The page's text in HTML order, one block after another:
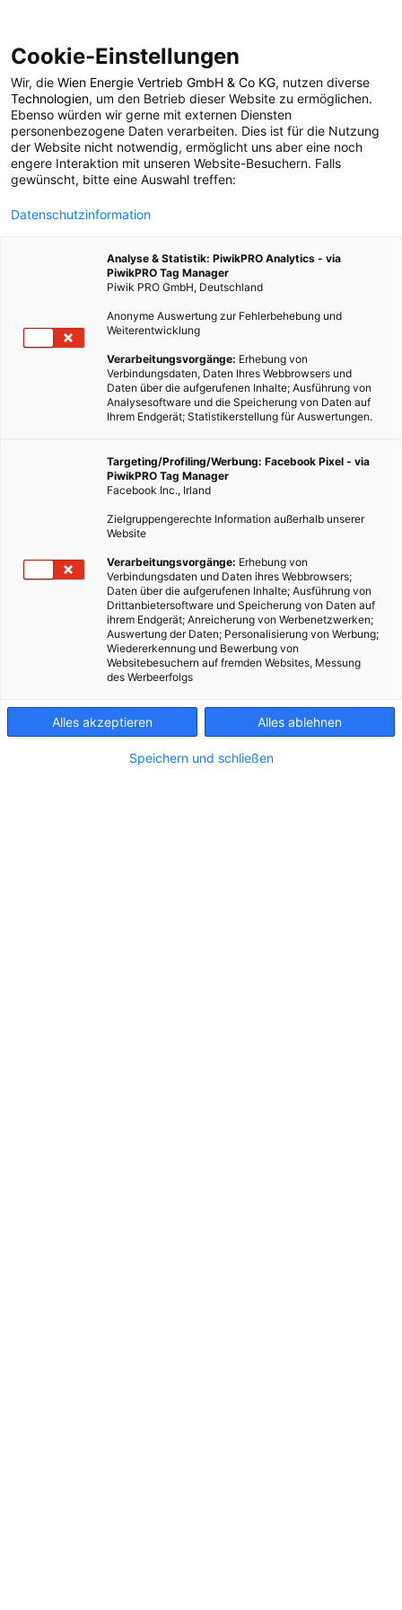
POSTS BY TAG
taschentuchpackerl
1 BEITRAG
Cookie-Einstellungen
Wir, die Wien Energie Vertrieb GmbH & Co KG, nutzen diverse
Technologien, um den Betrieb dieser Website zu ermöglichen.
Ebenso würden wir gerne mit externen Diensten
personenbezogene Daten verarbeiten. Dies ist für die Nutzung
der Website nicht notwendig, ermöglicht uns aber eine noch
engere Interaktion mit unseren Website-Besuchern. Falls
gewünscht, bitte eine Auswahl treffen:
Datenschutzinformation
Analyse & Statistik: PiwikPRO Analytics - via
PiwikPRO Tag Manager
Piwik PRO GmbH, Deutschland
Anonyme Auswertung zur Fehlerbehebung und
Weiterentwicklung
Verarbeitungsvorgänge: Erhebung von
Verbindungsdaten, Daten Ihres Webbrowsers und
Daten über die aufgerufenen Inhalte; Ausführung von
Analysesoftware und die Speicherung von Daten auf
Ihrem Endgerät; Statistikerstellung für Auswertungen.
Targeting/Profiling/Werbung: Facebook Pixel - via
PiwikPRO Tag Manager
Facebook Inc., Irland
Zielgruppengerechte Information außerhalb unserer
Website
Verarbeitungsvorgänge: Erhebung von
Verbindungsdaten und Daten ihres Webbrowsers;
Daten über die aufgerufenen Inhalte; Ausführung von
Drittanbietersoftware und Speicherung von Daten auf
ihrem Endgerät; Anreicherung von Werbenetzwerken;
Auswertung der Daten; Personalisierung von Werbung;
Wiedererkennung und Bewerbung von
Websitebesuchern auf fremden Websites, Messung
des Werbeerfolgs
Alles akzeptieren Alles ablehnen
Speichern und schließen